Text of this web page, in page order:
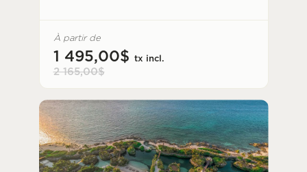
À partir de
1 495,00$ tx incl.
2 165,00$